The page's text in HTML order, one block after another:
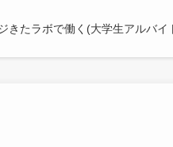
きたラボで働く(大学生アルバイ